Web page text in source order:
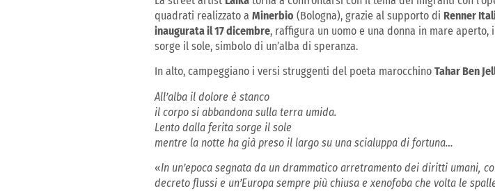
quadrati realizzato a Minerbio (Bologna), grazie al supporto di Renner
inaugurata il 17 dicembre, raffigura un uomo e una donna in mare
sorge il sole, simbolo di un’alba di speranza.
In alto, campeggiano i versi struggenti del poeta marocchino Tahar Ben
All’alba il dolore è stanco
il corpo si abbandona sulla terra umida.
Lento dalla ferita sorge il sole
mentre la notte ha già preso il largo su una scialuppa di fortuna…
«In un’epoca segnata da un drammatico arretramento dei diritti umani,
decreto flussi e un’Europa sempre più chiusa e xenofoba che volta le